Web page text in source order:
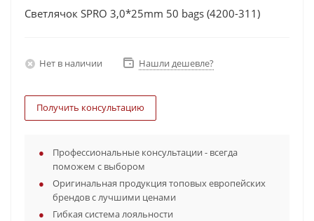
Светлячок SPRO 3,0*25mm 50 bags (4200-311)
Нет в наличии Нашли дешевле?
Получить консультацию
Профессиональные консультации - всегда
поможем с выбором
Оригинальная продукция топовых европейских
брендов с лучшими ценами
Гибкая система лояльности